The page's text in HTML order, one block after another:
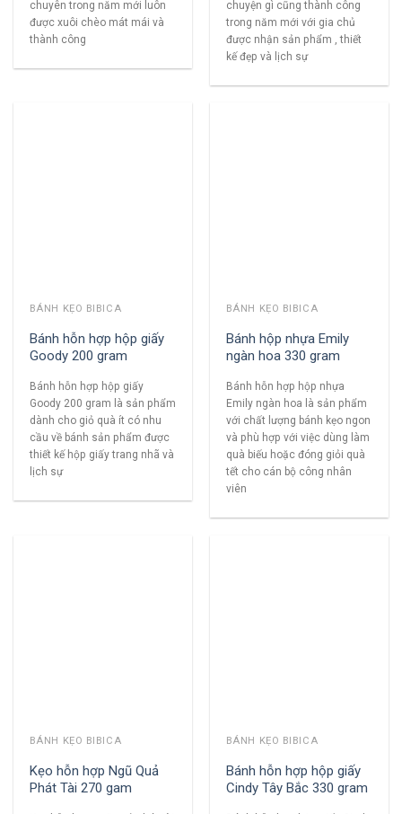
chuyên trong năm mới luôn
được xuôi chèo mát mái và
thành công
chuyện gì cũng thành công
trong năm mới với gia chủ
được nhận sản phẩm , thiết
kế đẹp và lịch sự
BÁNH KẸO BIBICA
Bánh hỗn hợp hộp giấy
Goody 200 gram
Bánh hỗn hợp hộp giấy
Goody 200 gram là sản phẩm
dành cho giỏ quà ít có nhu
cầu về bánh sản phẩm được
thiết kế hộp giấy trang nhã và
lịch sự
BÁNH KẸO BIBICA
Bánh hộp nhựa Emily
ngàn hoa 330 gram
Bánh hỗn hợp hộp nhựa
Emily ngàn hoa là sản phẩm
với chất lượng bánh kẹo ngon
và phù hợp với việc dùng làm
quà biếu hoặc đóng giỏi quà
tết cho cán bộ công nhân
viên
BÁNH KẸO BIBICA
Kẹo hỗn hợp Ngũ Quả
Phát Tài 270 gam
BÁNH KẸO BIBICA
Bánh hỗn hợp hộp giấy
Cindy Tây Bắc 330 gram